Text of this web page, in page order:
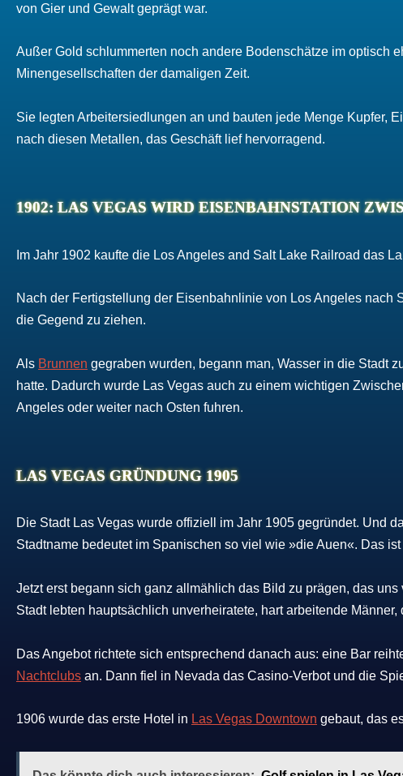
von Gier und Gewalt geprägt war.
Außer Gold schlummerten noch andere Bodenschätze im optisch
Minengesellschaften der damaligen Zeit.
Sie legten Arbeitersiedlungen an und bauten jede Menge Kupfer,
nach diesen Metallen, das Geschäft lief hervorragend.
1902: LAS VEGAS WIRD EISENBAHNSTATION
Im Jahr 1902 kaufte die Los Angeles and Salt Lake Railroad das
Nach der Fertigstellung der Eisenbahnlinie von Los Angeles
die Gegend zu ziehen.
Als Brunnen gegraben wurden, begann man, Wasser in die Stadt
hatte. Dadurch wurde Las Vegas auch zu einem wichtigen
Angeles oder weiter nach Osten fuhren.
LAS VEGAS GRÜNDUNG 1905
Die Stadt Las Vegas wurde offiziell im Jahr 1905 gegründet. Und
Stadtname bedeutet im Spanischen so viel wie »die Auen«. Das
Jetzt erst begann sich ganz allmählich das Bild zu prägen, das
Stadt lebten hauptsächlich unverheiratete, hart arbeitende
Das Angebot richtete sich entsprechend danach aus: eine Bar
Nachtclubs an. Dann fiel in Nevada das Casino-Verbot und die
1906 wurde das erste Hotel in Las Vegas Downtown gebaut, das